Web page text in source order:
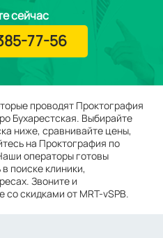
проводят Проктография
Бухарестская. Выбирайте
ниже, сравнивайте цены,
на Проктография по
операторы готовы
поиске клиники,
Звоните и
скидками от MRT-vSPB.
сейчас
77-56